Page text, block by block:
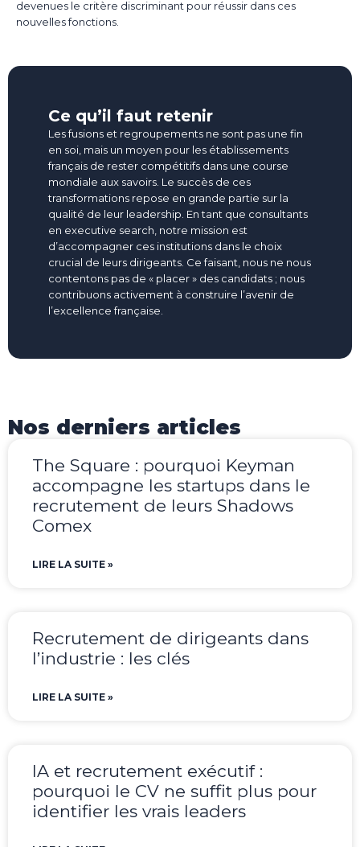
devenues le critère discriminant pour réussir dans ces
nouvelles fonctions.
Ce qu’il faut retenir
Les fusions et regroupements ne sont pas une fin
en soi, mais un moyen pour les établissements
français de rester compétitifs dans une course
mondiale aux savoirs. Le succès de ces
transformations repose en grande partie sur la
qualité de leur leadership. En tant que consultants
en executive search, notre mission est
d’accompagner ces institutions dans le choix
crucial de leurs dirigeants. Ce faisant, nous ne nous
contentons pas de « placer » des candidats ; nous
contribuons activement à construire l’avenir de
l’excellence française.
Nos derniers articles
The Square : pourquoi Keyman
accompagne les startups dans le
recrutement de leurs Shadows
Comex
LIRE LA SUITE »
Recrutement de dirigeants dans
l’industrie : les clés
LIRE LA SUITE »
IA et recrutement exécutif :
pourquoi le CV ne suffit plus pour
identifier les vrais leaders